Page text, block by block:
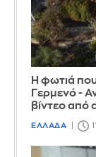
Η φωτιά
Γερμενό -
βίντεο από
ΕΛΛΑΔΑ